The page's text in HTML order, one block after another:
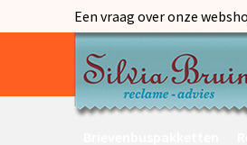
Een vraag over onze